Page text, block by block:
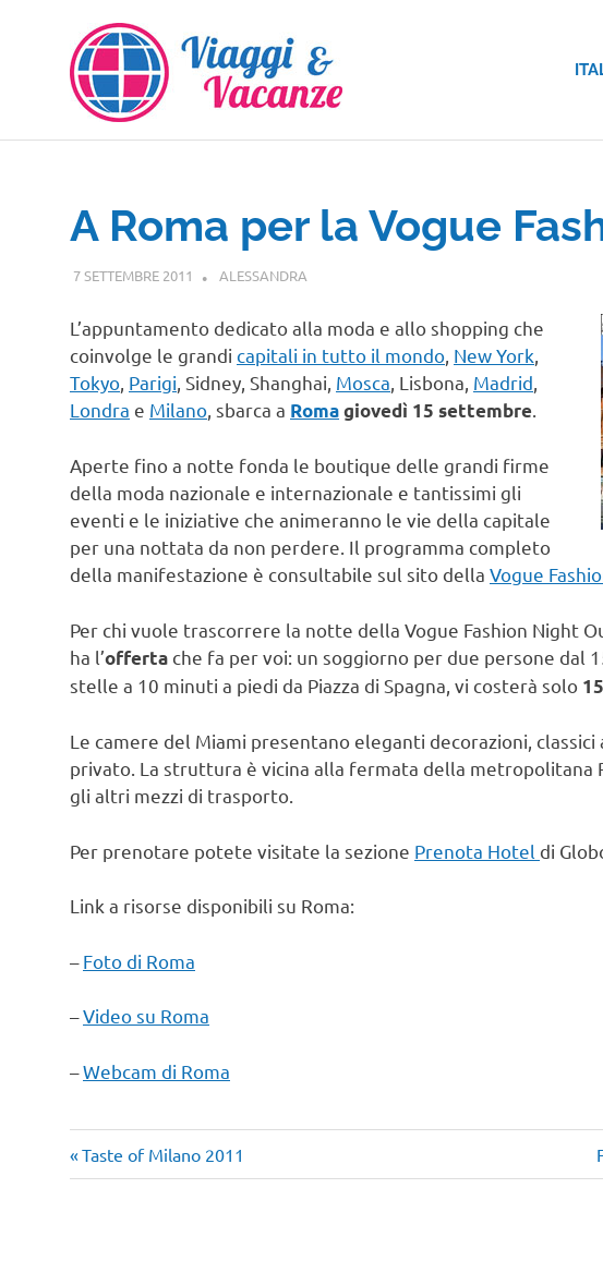
contenuto
A Roma per la Vogue
7 SETTEMBRE 2011 ALESSANDRA
L’appuntamento dedicato alla moda e allo shopping che
coinvolge le grandi capitali in tutto il mondo New York
Tokyo Parigi , Sidney, Shanghai, Mosca , Lisbona, Madrid
Londra e Milano , sbarca a Romagiovedì 15 settembre
Aperte fino a notte fonda le boutique delle grandi firme
della moda nazionale e internazionale e tantissimi gli
eventi e le iniziative che animeranno le vie della capitale
per una nottata da non perdere. Il programma completo
della manifestazione è consultabile sul sito della Vogue
Per chi vuole trascorrere la notte della Vogue Fashion Night
ha l’offerta che fa per voi: un soggiorno per due persone dal
stelle a 10 minuti a piedi da Piazza di Spagna, vi costerà solo
Le camere del Miami presentano eleganti decorazioni,
privato. La struttura è vicina alla fermata della metropolitana
gli altri mezzi di trasporto.
Per prenotare potete visitate la sezione Prenota Hotel di
Link a risorse disponibili su Roma:
–Foto di Roma
–Video su Roma
–Webcam di Roma
Roma
Navigazione
Articolo
precedente:
Taste of Milano 2011